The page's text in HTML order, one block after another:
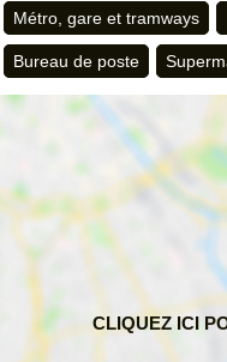
Métro, gare et tramways
Bureau de poste